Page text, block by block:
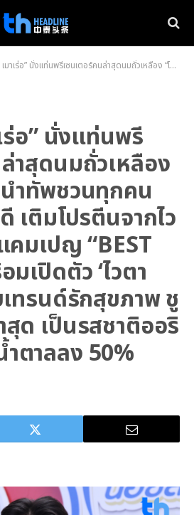
อร์คนล่าสุดนมถั่วเหลือง “ไวตามิ้ลค์” นำทัพชวนทุกคน ‘เริ่มต้นสิ่งดีดี เติมโปรตีนจากไวตามิ้ลค์’ กับแคมเปญ “BEST START” พร้อมเปิดตัว ‘ไวตามิ้ลค์ไลท์’ รับเทรนด์รักสุขภาพ ชูนวัตกรรมล่าสุด เป็นรสชาติออริจินัล แต่ลดน้ำตาลลง 50%
ร่อ” นั่งแท่นพรี
าสุดนมถั่วเหลือง
นำทัพชวนทุกคน
เติมโปรตีนจากไว
คมเปญ “BEST
มเปิดตัว ‘ไวตา
เทรนด์รักสุขภาพ ชู
ด เป็นรสชาติออริ
ตาลลง 50%